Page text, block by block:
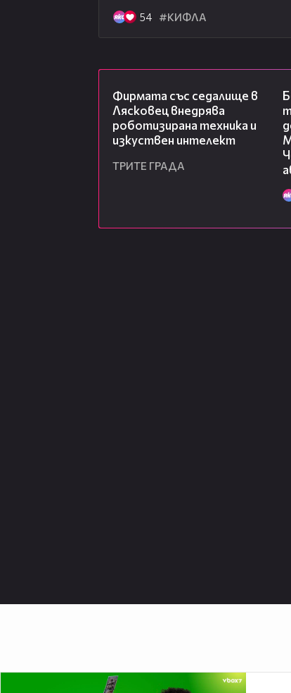
54 #КИФЛА
Фирмата със седалище в
Лясковец внедрява
роботизирана техника и
изкуствен интелект
ТРИТЕ ГРАДА